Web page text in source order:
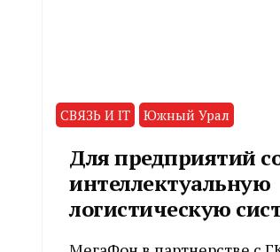
СВЯЗЬ И IT Южный Урал
Для предприятий
интеллектуальную
логистическую